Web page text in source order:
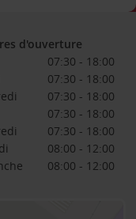
d'ouverture
07:30 - 18:00
07:30 - 18:00
07:30 - 18:00
07:30 - 18:00
07:30 - 18:00
08:00 - 12:00
08:00 - 12:00